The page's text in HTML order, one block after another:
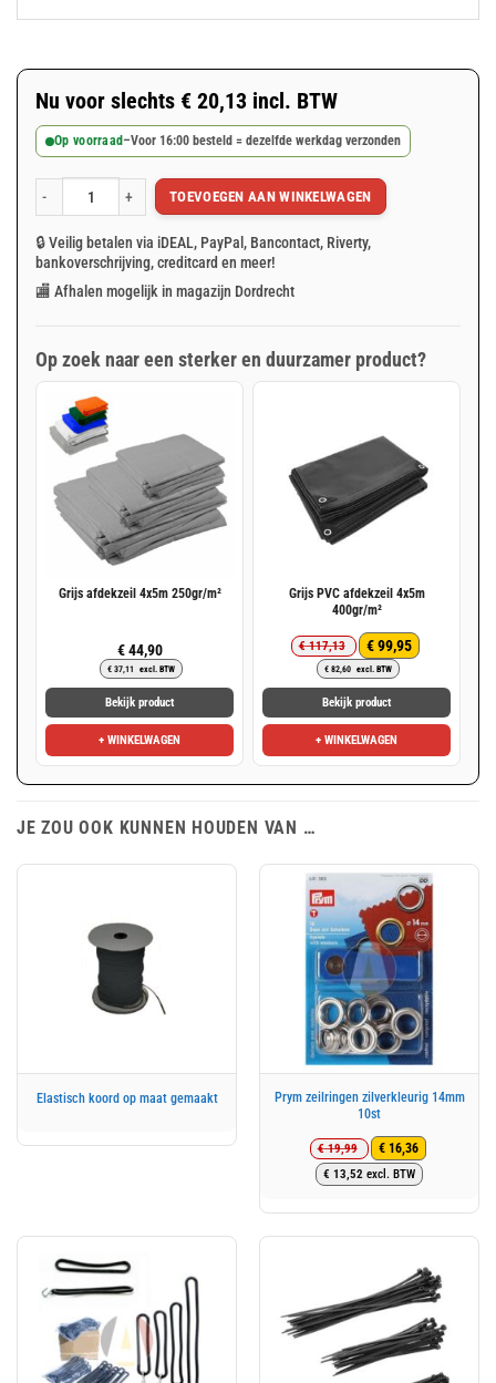
Nu voor slechts € 20,13 incl. BTW
Op voorraad –Voor 16:00 besteld = dezelfde werkdag verzonden
Grijs afdekzeil 4x5m 150gr/m² aantalTOEVOEGEN AAN WINKELWAGEN
🔒 Veilig betalen via iDEAL, PayPal, Bancontact, Riverty,
bankoverschrijving, creditcard en meer!
🏬 Afhalen mogelijk in magazijn Dordrecht
Op zoek naar een sterker en duurzamer product?
Grijs afdekzeil 4x5m 250gr/m²
€44,90
€37,11 excl. BTW
Bekijk product
+ WINKELWAGEN
Grijs PVC afdekzeil 4x5m
400gr/m²
€117,13
Oorspronkelijke
prijs
was:
€ 117,13.
€99,95
Huidige
prijs
is:
€ 99,95.
€82,60 excl. BTW
Bekijk product
+ WINKELWAGEN
JE ZOU OOK KUNNEN HOUDEN VAN …
Elastisch koord op maat gemaakt
Prym zeilringen zilverkleurig 14mm
10st
€19,99
Oorspronkelijke
prijs
€ 19,99.
€ 16,36
Huidige
prijs
€ 16,36.
€ 13,52 excl. BTW